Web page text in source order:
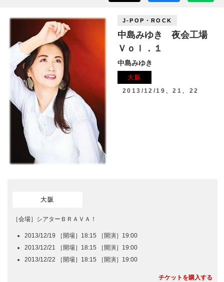
J-POP・ROCK
中島みゆき 夜会工場
Ｖｏｌ．１
中島みゆき
大阪
2013/12/19、21、22
大阪
［会場］シアターＢＲＡＶＡ！
2013/12/19 ［開場］18:15 ［開演］19:00
2013/12/21 ［開場］18:15 ［開演］19:00
2013/12/22 ［開場］18:15 ［開演］19:00
チケットを購入する